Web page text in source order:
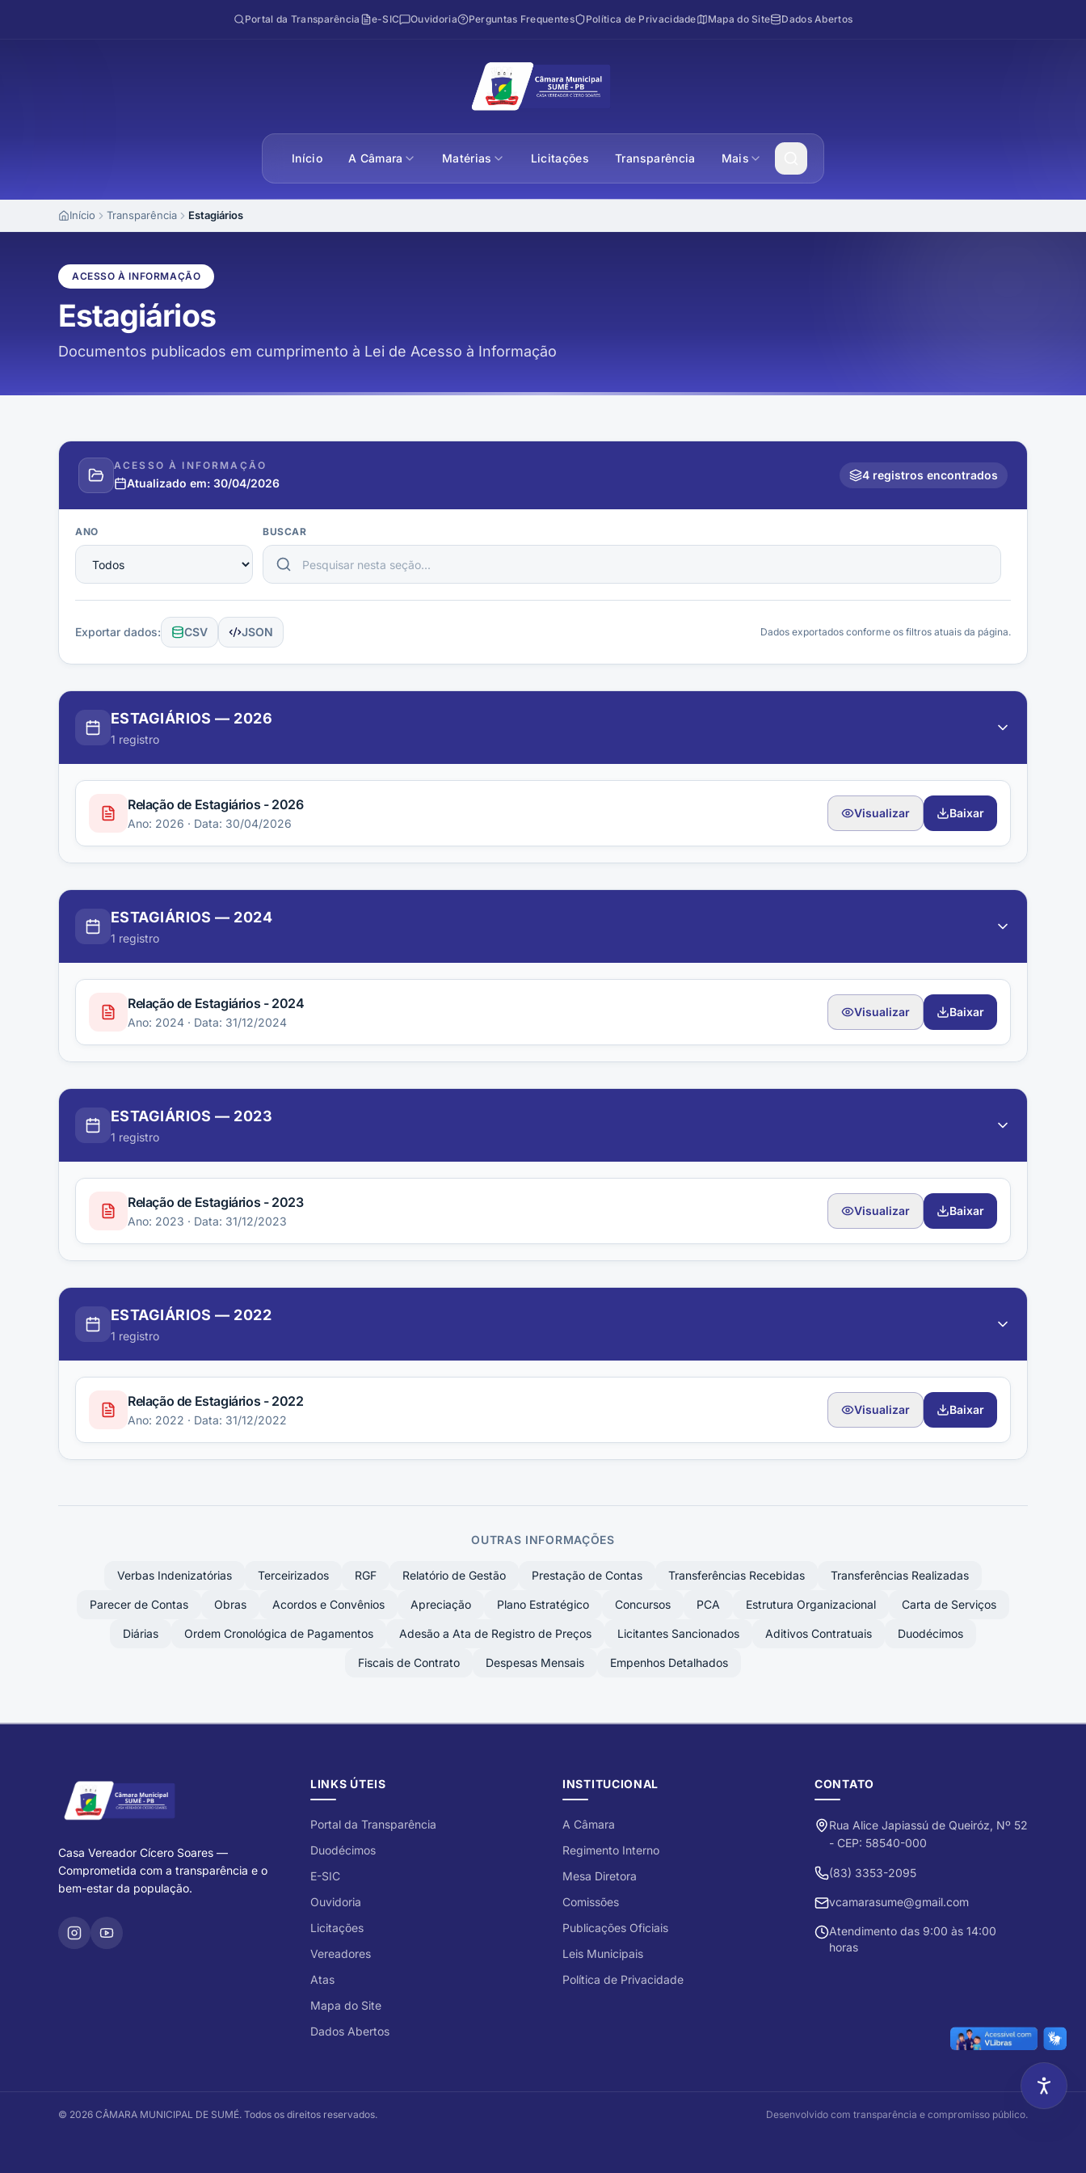
Portal da Transparência e-SIC Ouvidoria Perguntas Frequentes Política de Privacidade Mapa do Site Dados Abertos
Início A Câmara Matérias Licitações Transparência Mais
Início Transparência Estagiários
ACESSO À INFORMAÇÃO
Estagiários
Documentos publicados em cumprimento à Lei de Acesso à Informação
ACESSO À INFORMAÇÃO
Atualizado em: 30/04/2026
4 registros encontrados
ANO BUSCAR
Exportar dados: CSV JSON Dados exportados conforme os filtros atuais da página.
ESTAGIÁRIOS — 2026
1 registro
Relação de Estagiários - 2026
Ano: 2026 · Data: 30/04/2026
Visualizar Baixar
ESTAGIÁRIOS — 2024
1 registro
Relação de Estagiários - 2024
Ano: 2024 · Data: 31/12/2024
Visualizar Baixar
ESTAGIÁRIOS — 2023
1 registro
Relação de Estagiários - 2023
Ano: 2023 · Data: 31/12/2023
Visualizar Baixar
ESTAGIÁRIOS — 2022
1 registro
Relação de Estagiários - 2022
Ano: 2022 · Data: 31/12/2022
Visualizar Baixar
OUTRAS INFORMAÇÕES
Verbas Indenizatórias Terceirizados RGF Relatório de Gestão Prestação de Contas Transferências Recebidas Transferências Realizadas
Parecer de Contas Obras Acordos e Convênios Apreciação Plano Estratégico Concursos PCA Estrutura Organizacional Carta de Serviços
Diárias Ordem Cronológica de Pagamentos Adesão a Ata de Registro de Preços Licitantes Sancionados Aditivos Contratuais Duodécimos
Fiscais de Contrato Despesas Mensais Empenhos Detalhados
Casa Vereador Cícero Soares —
Comprometida com a transparência e o
bem-estar da população.
LINKS ÚTEIS
Portal da Transparência
Duodécimos
E-SIC
Ouvidoria
Licitações
Vereadores
Atas
Mapa do Site
Dados Abertos
INSTITUCIONAL
A Câmara
Regimento Interno
Mesa Diretora
Comissões
Publicações Oficiais
Leis Municipais
Política de Privacidade
CONTATO
Rua Alice Japiassú de Queiróz, Nº 52
- CEP: 58540-000
(83) 3353-2095
vcamarasume@gmail.com
Atendimento das 9:00 às 14:00
horas
© 2026 CÂMARA MUNICIPAL DE SUMÉ. Todos os direitos reservados. Desenvolvido com transparência e compromisso público.